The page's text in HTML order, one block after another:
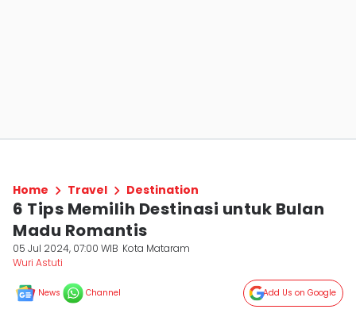
Home Travel Destination
6 Tips Memilih Destinasi untuk Bulan
Madu Romantis
05 Jul 2024, 07:00 WIB Kota Mataram
Wuri Astuti
News Channel Add Us on Google